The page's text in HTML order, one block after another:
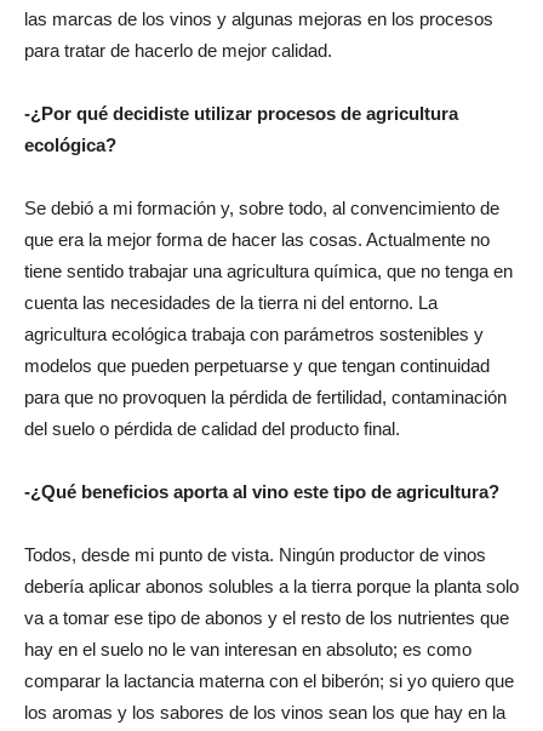
las marcas de los vinos y algunas mejoras en los procesos
para tratar de hacerlo de mejor calidad.
-¿Por qué decidiste utilizar procesos de agricultura
ecológica?
Se debió a mi formación y, sobre todo, al convencimiento de
que era la mejor forma de hacer las cosas. Actualmente no
tiene sentido trabajar una agricultura química, que no tenga en
cuenta las necesidades de la tierra ni del entorno. La
agricultura ecológica trabaja con parámetros sostenibles y
modelos que pueden perpetuarse y que tengan continuidad
para que no provoquen la pérdida de fertilidad, contaminación
del suelo o pérdida de calidad del producto final.
-¿Qué beneficios aporta al vino este tipo de agricultura?
Todos, desde mi punto de vista. Ningún productor de vinos
debería aplicar abonos solubles a la tierra porque la planta solo
va a tomar ese tipo de abonos y el resto de los nutrientes que
hay en el suelo no le van interesan en absoluto; es como
comparar la lactancia materna con el biberón; si yo quiero que
los aromas y los sabores de los vinos sean los que hay en la